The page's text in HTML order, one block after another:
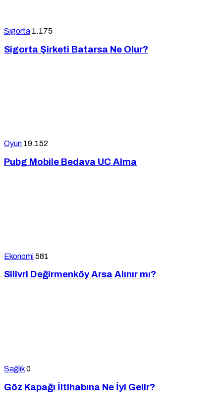
Sigorta 1.175
Sigorta Şirketi Batarsa Ne Olur?
Oyun 19.152
Pubg Mobile Bedava UC Alma
Ekonomi581
Silivri Değirmenköy Arsa Alınır mı?
Sağlık0
Göz Kapağı İltihabına Ne İyi Gelir?